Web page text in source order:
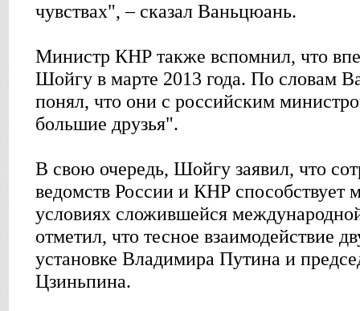
чувствах", – сказал Ваньцюань.
Министр КНР также вспомнил, что
Шойгу в марте 2013 года. По словам
понял, что они с российским
большие друзья".
В свою очередь, Шойгу заявил, что
ведомств России и КНР способствует
условиях сложившейся
отметил, что тесное взаимодействие
установке Владимира Путина и
Цзиньпина.